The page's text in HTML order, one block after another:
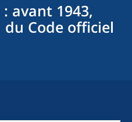
: avant 1943,
Code officiel